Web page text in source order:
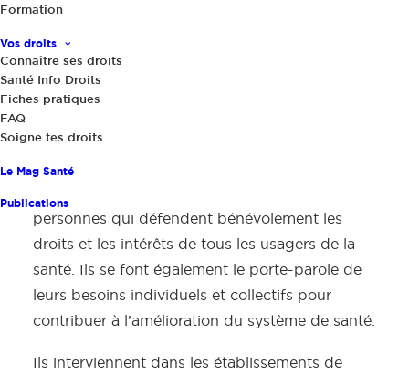
Formation
Vos droits
Connaître ses droits
Santé Info Droits
Fiches pratiques
FAQ
Soigne tes droits
Le Mag Santé
Publications
Les représentants
des usagers,
c'est quoi ?
personnes qui défendent bénévolement les
droits et les intérêts de tous les usagers de la
santé. Ils se font également le porte-parole de
leurs besoins individuels et collectifs pour
contribuer à l’amélioration du système de santé.
Ils interviennent dans les établissements de